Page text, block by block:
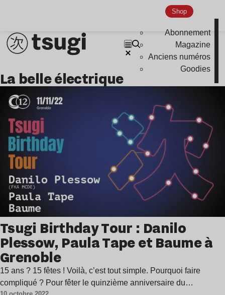
Shop
Abonnement
Magazine
Anciens numéros
Goodies
la belle électrique
Tsugi Birthday Tour : Danilo
Plessow, Paula Tape et Baume à
Grenoble
15 ans ? 15 fêtes ! Voilà, c’est tout simple. Pourquoi faire
compliqué ? Pour fêter le quinzième anniversaire du…